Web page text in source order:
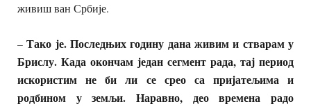
живиш ван Србије.
–Тако је. Последњих годину дана живим и стварам у
Брислу. Када окончам један сегмент рада, тај период
искористим не би ли се срео са пријатељима и
родбином у земљи. Наравно, део времена радо